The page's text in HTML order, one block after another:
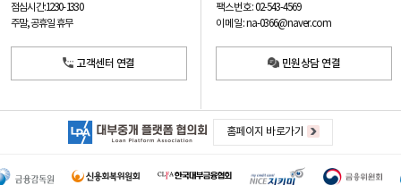
점심시간: 12:30 - 13:30
주말, 공휴일 휴무
고객센터 연결
팩스번호: 02-543-4569
이메일: na-0366@naver.com
민원상담 연결
홈페이지 바로가기